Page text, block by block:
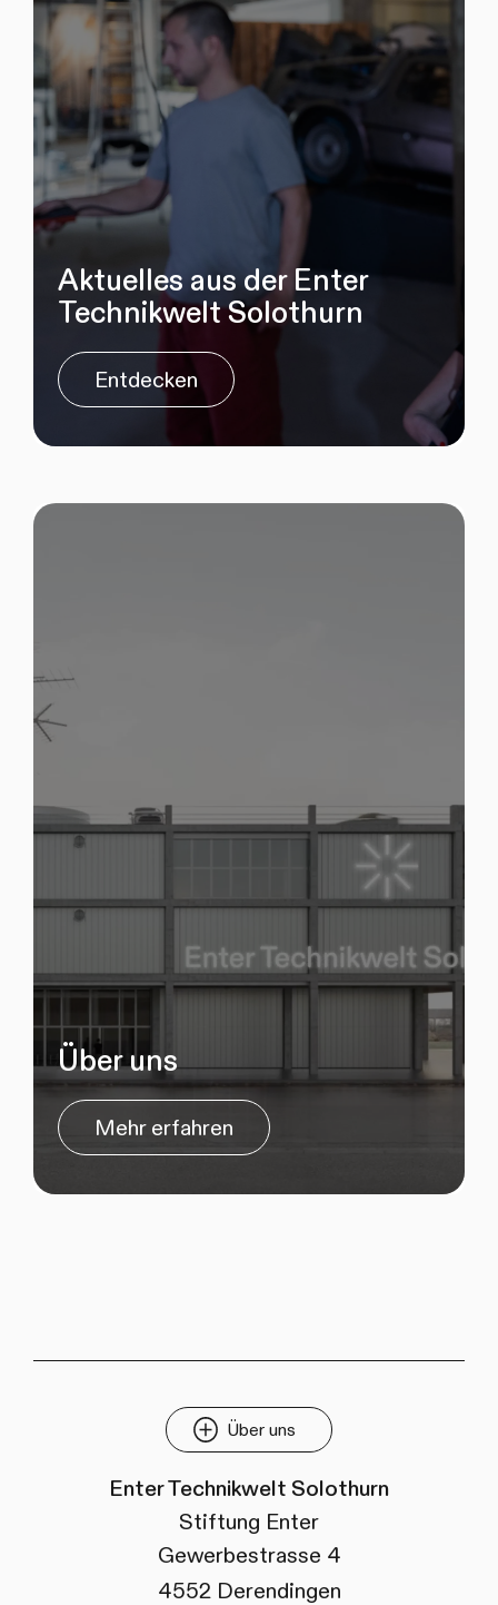
Aktuelles aus der Enter
Technikwelt Solothurn
Entdecken
Über uns
Mehr erfahren
Über uns
Enter Technikwelt Solothurn
Stiftung Enter
Gewerbestrasse 4
4552 Derendingen